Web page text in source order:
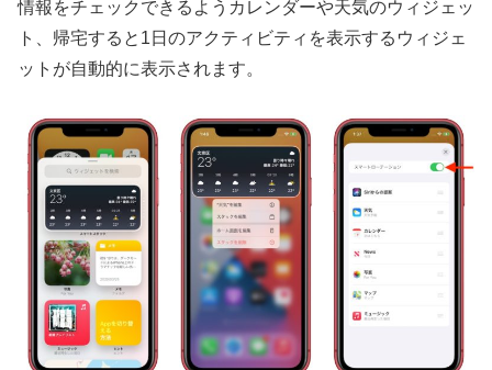
情報をチェックできるようカレンダーや天気のウィジェッ
ト、帰宅すると1日のアクティビティを表示するウィジェ
ットが自動的に表示されます。